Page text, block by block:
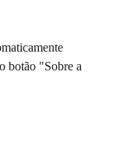
botão "Sobre a